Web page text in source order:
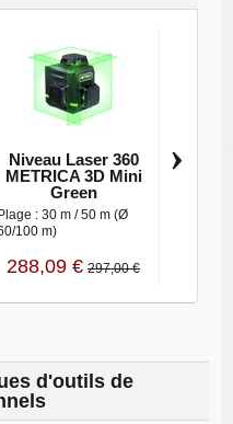
Niveau Laser 360
METRICA 3D Mini
Green
Plage : 30 m / 50 m (Ø
100 m)
288,09 € 297,00 €
›
d'outils de